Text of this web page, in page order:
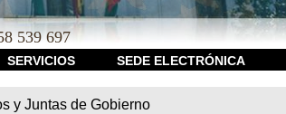
539 697
SERVICIOS SEDE ELECTRÓNICA
y Juntas de Gobierno